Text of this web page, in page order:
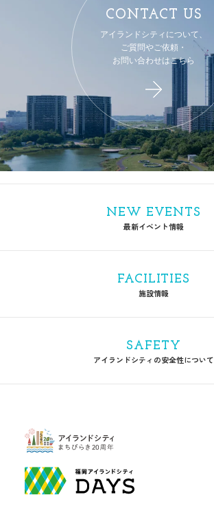
CONTACT US
アイランドシティについて、
ご質問やご依頼・
お問い合わせはこちら
NEW EVENTS
最新イベント情報
FACILITIES
施設情報
SAFETY
アイランドシティの安全性について